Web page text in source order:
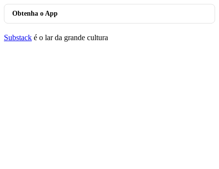
Obtenha o App
Substack é o lar da grande cultura